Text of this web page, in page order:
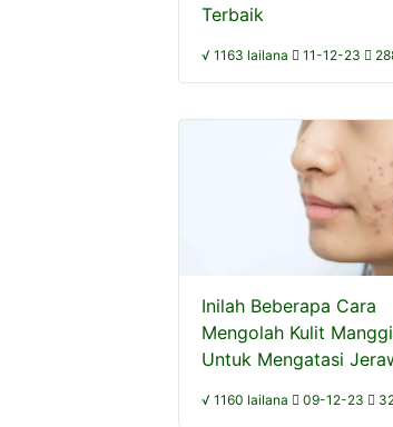
Terbaik
√ 1163 lailana 11-12-23
Inilah Beberapa Cara
Mengolah Kulit
Untuk Mengatasi
√ 1160 lailana 09-12-23